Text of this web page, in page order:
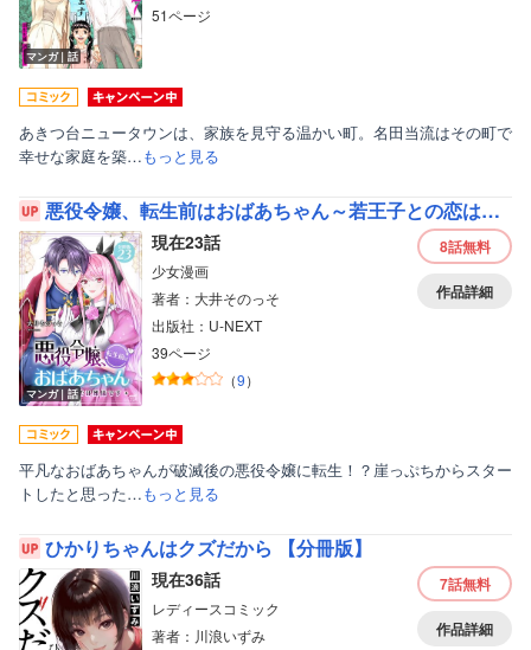
マンガ｜話
51ページ
あきつ台ニュータウンは、家族を見守る温かい町。名田当流はその町で
幸せな家庭を築…もっと見る
悪役令嬢、転生前はおばあちゃん～若王子との恋は難儀です～ 【分冊版】
マンガ｜話
現在23話
少女漫画
著者：大井そのっそ
出版社：U-NEXT
39ページ
（9）
8話無料
作品詳細
平凡なおばあちゃんが破滅後の悪役令嬢に転生！？崖っぷちからスター
トしたと思った…もっと見る
ひかりちゃんはクズだから 【分冊版】
現在36話
レディースコミック
著者：川浪いずみ
7話無料
作品詳細